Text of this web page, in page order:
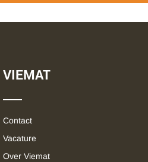
VIEMAT
Contact
Vacature
Over Viemat